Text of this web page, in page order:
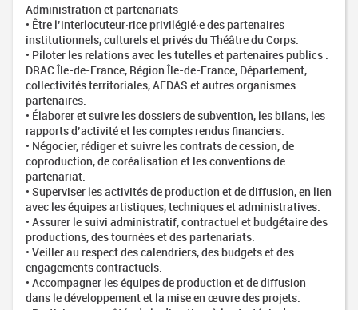
Administration et partenariats
• Être l’interlocuteur·rice privilégié·e des partenaires
institutionnels, culturels et privés du Théâtre du Corps.
• Piloter les relations avec les tutelles et partenaires publics :
DRAC Île-de-France, Région Île-de-France, Département,
collectivités territoriales, AFDAS et autres organismes
partenaires.
• Élaborer et suivre les dossiers de subvention, les bilans, les
rapports d’activité et les comptes rendus financiers.
• Négocier, rédiger et suivre les contrats de cession, de
coproduction, de coréalisation et les conventions de
partenariat.
• Superviser les activités de production et de diffusion, en lien
avec les équipes artistiques, techniques et administratives.
• Assurer le suivi administratif, contractuel et budgétaire des
productions, des tournées et des partenariats.
• Veiller au respect des calendriers, des budgets et des
engagements contractuels.
• Accompagner les équipes de production et de diffusion
dans le développement et la mise en œuvre des projets.